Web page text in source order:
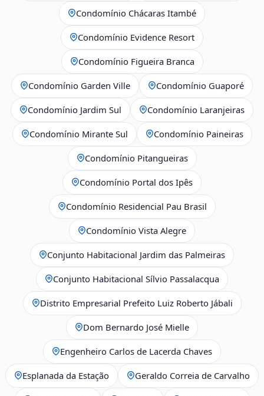
Condomínio Chácaras Itambé
Condomínio Evidence Resort
Condomínio Figueira Branca
Condomínio Garden Ville Condomínio Guaporé
Condomínio Jardim Sul Condomínio Laranjeiras
Condomínio Mirante Sul Condomínio Paineiras
Condomínio Pitangueiras
Condomínio Portal dos Ipês
Condomínio Residencial Pau Brasil
Condomínio Vista Alegre
Conjunto Habitacional Jardim das Palmeiras
Conjunto Habitacional Sílvio Passalacqua
Distrito Empresarial Prefeito Luiz Roberto Jábali
Dom Bernardo José Mielle
Engenheiro Carlos de Lacerda Chaves
Esplanada da Estação Geraldo Correia de Carvalho